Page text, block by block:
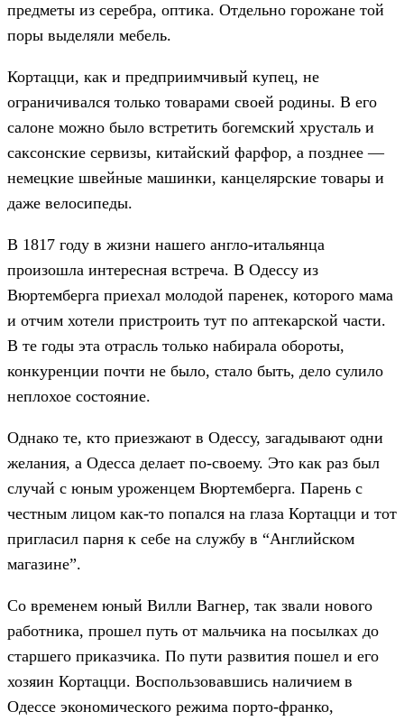
предметы из серебра, оптика. Отдельно горожане той
поры выделяли мебель.
Кортацци, как и предприимчивый купец, не
ограничивался только товарами своей родины. В его
салоне можно было встретить богемский хрусталь и
саксонские сервизы, китайский фарфор, а позднее —
немецкие швейные машинки, канцелярские товары и
даже велосипеды.
В 1817 году в жизни нашего англо-итальянца
произошла интересная встреча. В Одессу из
Вюртемберга приехал молодой паренек, которого мама
и отчим хотели пристроить тут по аптекарской части.
В те годы эта отрасль только набирала обороты,
конкуренции почти не было, стало быть, дело сулило
неплохое состояние.
Однако те, кто приезжают в Одессу, загадывают одни
желания, а Одесса делает по-своему. Это как раз был
случай с юным уроженцем Вюртемберга. Парень с
честным лицом как-то попался на глаза Кортацци и тот
пригласил парня к себе на службу в “Английском
магазине”.
Со временем юный Вилли Вагнер, так звали нового
работника, прошел путь от мальчика на посылках до
старшего приказчика. По пути развития пошел и его
хозяин Кортацци. Воспользовавшись наличием в
Одессе экономического режима порто-франко,